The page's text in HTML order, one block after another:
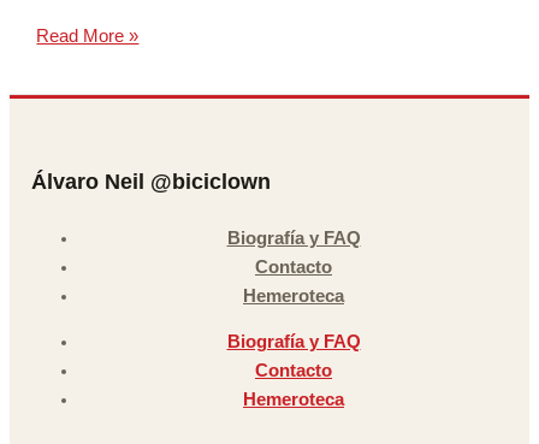
Read More »
Álvaro Neil @biciclown
Biografía y FAQ
Contacto
Hemeroteca
Biografía y FAQ
Contacto
Hemeroteca